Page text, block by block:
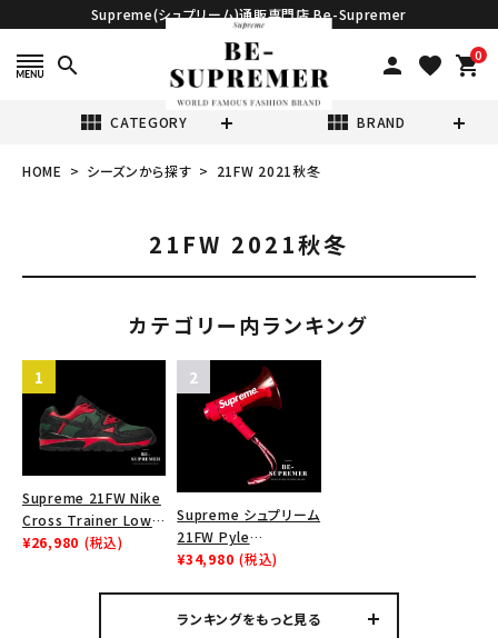
Supreme(シュプリーム)通販専門店 Be-Supremer
search person favorite 0
shopping_cart
view_module CATEGORY view_module BRAND
NEW ITEMS
Tシャツ・ロングスリーブ
パーカー・トレーナー
HOME シーズンから探す 21FW 2021秋冬
21FW 2021秋冬
カテゴリー内ランキング
Supreme 21FW Nike
Cross Trainer Low
ナイキクロストレイナー
¥26,980 (税込)
Supreme シュプリーム
21FW Pyle
Waterproof
ォン レッド
¥34,980 (税込)
ランキングをもっと見る